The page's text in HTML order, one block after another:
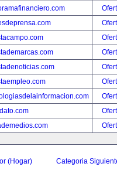
(Hogar) Categoria